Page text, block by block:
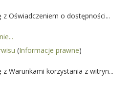
Oświadczeniem o dostępności...
(Informacje prawne)
Warunkami korzystania z witryn...